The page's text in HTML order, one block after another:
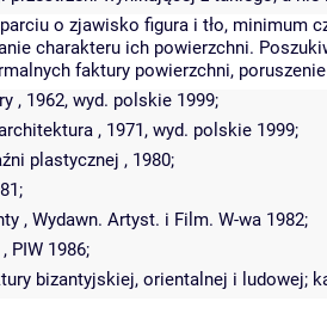
o zjawisko figura i tło, minimum
charakteru ich powierzchni.
faktury powierzchni,
, 1962, wyd. polskie 1999;
, 1971, wyd. polskie 1999;
plastycznej , 1980;
, Wydawn. Artyst. i Film. W-wa 1982;
PIW 1986;
bizantyjskiej, orientalnej i ludowej;